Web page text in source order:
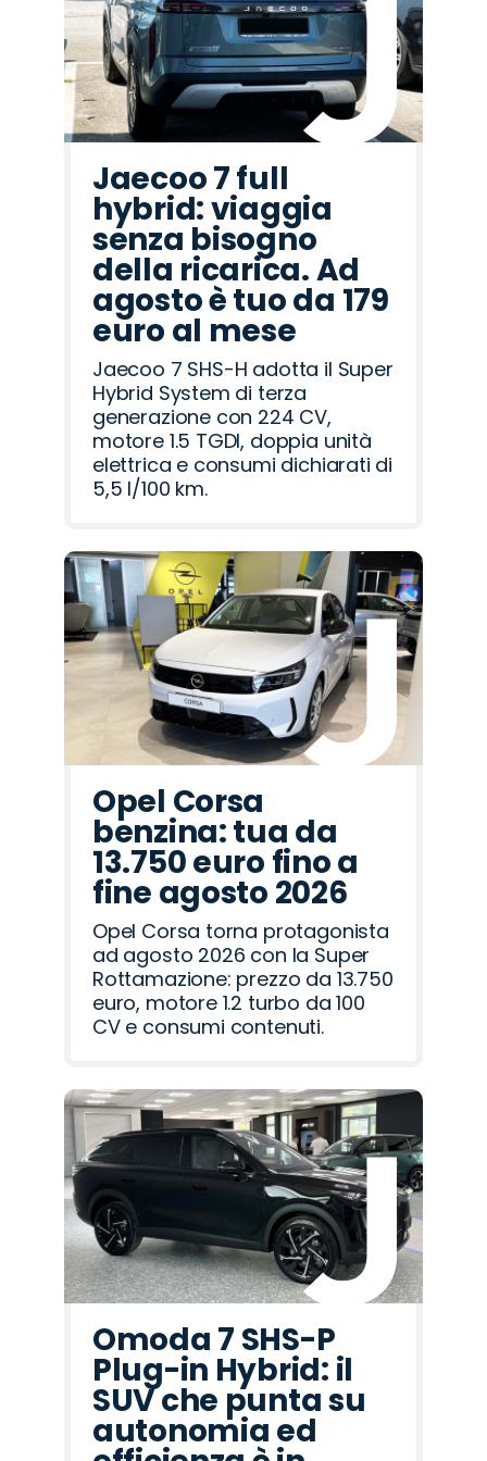
Romeo
Rover
Jaecoo 7 full
hybrid: viaggia
senza bisogno
della ricarica. Ad
agosto è tuo da 179
euro al mese
Jaecoo 7 SHS-H adotta il Super
Hybrid System di terza
generazione con 224 CV,
motore 1.5 TGDI, doppia unità
elettrica e consumi dichiarati di
5,5 l/100 km.
Opel Corsa
benzina: tua da
13.750 euro fino a
fine agosto 2026
Opel Corsa torna protagonista
ad agosto 2026 con la Super
Rottamazione: prezzo da 13.750
euro, motore 1.2 turbo da 100
CV e consumi contenuti.
Omoda 7 SHS-P
Plug-in Hybrid: il
SUV che punta su
autonomia ed